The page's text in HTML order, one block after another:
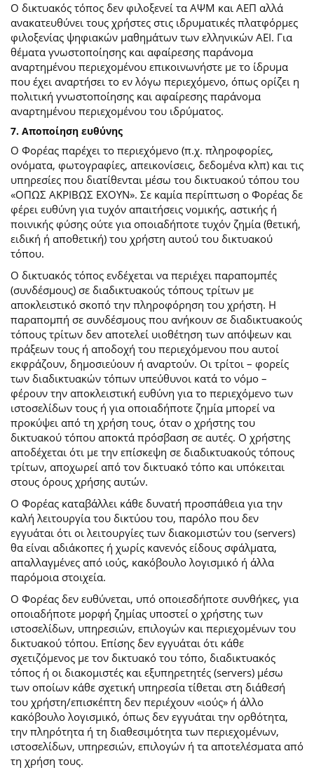
Ο δικτυακός τόπος δεν φιλοξενεί τα ΑΨΜ και ΑΕΠ αλλά
ανακατευθύνει τους χρήστες στις ιδρυματικές πλατφόρμες
φιλοξενίας ψηφιακών μαθημάτων των ελληνικών ΑΕΙ. Για
θέματα γνωστοποίησης και αφαίρεσης παράνομα
αναρτημένου περιεχομένου επικοινωνήστε με το ίδρυμα
που έχει αναρτήσει το εν λόγω περιεχόμενο, όπως ορίζει η
πολιτική γνωστοποίησης και αφαίρεσης παράνομα
αναρτημένου περιεχομένου του ιδρύματος.
7. Αποποίηση ευθύνης
Ο Φορέας παρέχει το περιεχόμενο (π.χ. πληροφορίες,
ονόματα, φωτογραφίες, απεικονίσεις, δεδομένα κλπ) και τις
υπηρεσίες που διατίθενται μέσω του δικτυακού τόπου του
«ΟΠΩΣ ΑΚΡΙΒΩΣ ΕΧΟΥΝ». Σε καμία περίπτωση ο Φορέας δε
φέρει ευθύνη για τυχόν απαιτήσεις νομικής, αστικής ή
ποινικής φύσης ούτε για οποιαδήποτε τυχόν ζημία (θετική,
ειδική ή αποθετική) του χρήστη αυτού του δικτυακού
τόπου.
O δικτυακός τόπος ενδέχεται να περιέχει παραπομπές
(συνδέσμους) σε διαδικτυακούς τόπους τρίτων με
αποκλειστικό σκοπό την πληροφόρηση του χρήστη. Η
παραπομπή σε συνδέσμους που ανήκουν σε διαδικτυακούς
τόπους τρίτων δεν αποτελεί υιοθέτηση των απόψεων και
πράξεων τους ή αποδοχή του περιεχόμενου που αυτοί
εκφράζουν, δημοσιεύουν ή αναρτούν. Οι τρίτοι – φορείς
των διαδικτυακών τόπων υπεύθυνοι κατά το νόμο –
φέρουν την αποκλειστική ευθύνη για το περιεχόμενο των
ιστοσελίδων τους ή για οποιαδήποτε ζημία μπορεί να
προκύψει από τη χρήση τους, όταν ο χρήστης του
δικτυακού τόπου αποκτά πρόσβαση σε αυτές. Ο χρήστης
αποδέχεται ότι με την επίσκεψη σε διαδικτυακούς τόπους
τρίτων, αποχωρεί από τον δικτυακό τόπο και υπόκειται
στους όρους χρήσης αυτών.
Ο Φορέας καταβάλλει κάθε δυνατή προσπάθεια για την
καλή λειτουργία του δικτύου του, παρόλο που δεν
εγγυάται ότι οι λειτουργίες των διακομιστών του (servers)
θα είναι αδιάκοπες ή χωρίς κανενός είδους σφάλματα,
απαλλαγμένες από ιούς, κακόβουλο λογισμικό ή άλλα
παρόμοια στοιχεία.
Ο Φορέας δεν ευθύνεται, υπό οποιεσδήποτε συνθήκες, για
οποιαδήποτε μορφή ζημίας υποστεί ο χρήστης των
ιστοσελίδων, υπηρεσιών, επιλογών και περιεχομένων του
δικτυακού τόπου. Επίσης δεν εγγυάται ότι κάθε
σχετιζόμενος με τον δικτυακό του τόπο, διαδικτυακός
τόπος ή οι διακομιστές και εξυπηρετητές (servers) μέσω
των οποίων κάθε σχετική υπηρεσία τίθεται στη διάθεσή
του χρήστη/επισκέπτη δεν περιέχουν «ιούς» ή άλλο
κακόβουλο λογισμικό, όπως δεν εγγυάται την ορθότητα,
την πληρότητα ή τη διαθεσιμότητα των περιεχομένων,
ιστοσελίδων, υπηρεσιών, επιλογών ή τα αποτελέσματα από
τη χρήση τους.